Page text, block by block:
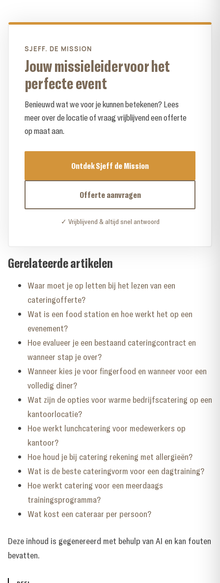
SJEFF. DE MISSION
Jouw missieleider voor het
perfecte event
Benieuwd wat we voor je kunnen betekenen? Lees
meer over de locatie of vraag vrijblijvend een offerte
op maat aan.
Ontdek Sjeff de Mission
Offerte aanvragen
✓ Vrijblijvend & altijd snel antwoord
Gerelateerde artikelen
Waar moet je op letten bij het lezen van een
cateringofferte?
Wat is een food station en hoe werkt het op een
evenement?
Hoe evalueer je een bestaand cateringcontract en
wanneer stap je over?
Wanneer kies je voor fingerfood en wanneer voor een
volledig diner?
Wat zijn de opties voor warme bedrijfscatering op een
kantoorlocatie?
Hoe werkt lunchcatering voor medewerkers op
kantoor?
Hoe houd je bij catering rekening met allergieën?
Wat is de beste cateringvorm voor een dagtraining?
Hoe werkt catering voor een meerdaags
trainingsprogramma?
Wat kost een cateraar per persoon?
Deze inhoud is gegenereerd met behulp van AI en kan fouten
bevatten.